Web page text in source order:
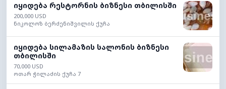
იყიდება რესტორნის ბიზნესი თბილისში
200,000 USD
ნიკოლოზ ბერძენიშვილის ქუჩა
იყიდება სილამაზის სალონის ბიზნესი
თბილისში
70,000 USD
ოთარ ჭილაძის ქუჩა 7